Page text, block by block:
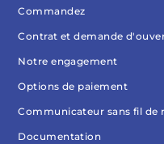
Commandez
Contrat et demande
Notre engagement
Options de paiement
Communicateur sans fil de
Documentation